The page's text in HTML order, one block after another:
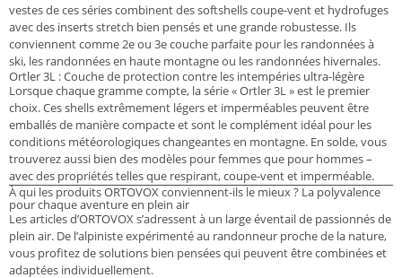
vestes de ces séries combinent des softshells coupe-vent et hydrofuges
avec des inserts stretch bien pensés et une grande robustesse. Ils
conviennent comme 2e ou 3e couche parfaite pour les randonnées à
ski, les randonnées en haute montagne ou les randonnées hivernales.
Ortler 3L : Couche de protection contre les intempéries ultra-légère
Lorsque chaque gramme compte, la série « Ortler 3L » est le premier
choix. Ces shells extrêmement légers et imperméables peuvent être
emballés de manière compacte et sont le complément idéal pour les
conditions météorologiques changeantes en montagne. En solde, vous
trouverez aussi bien des modèles pour femmes que pour hommes –
avec des propriétés telles que respirant, coupe-vent et imperméable.
À qui les produits ORTOVOX conviennent-ils le mieux ? La polyvalence
pour chaque aventure en plein air
Les articles d’ORTOVOX s’adressent à un large éventail de passionnés de
plein air. De l’alpiniste expérimenté au randonneur proche de la nature,
vous profitez de solutions bien pensées qui peuvent être combinées et
adaptées individuellement.